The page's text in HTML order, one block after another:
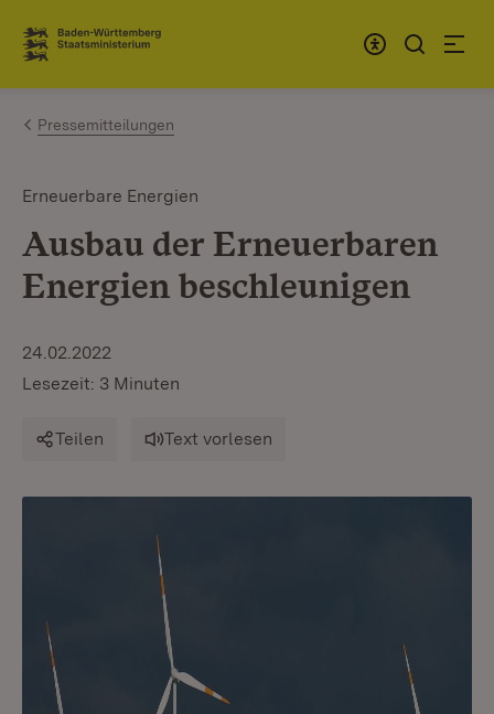
Zum Inhalt springen
Link zur Startseite
Pressemitteilungen
Erneuerbare Energien
Ausbau der Erneuerbaren
Energien beschleunigen
24.02.2022
Lesezeit: 3 Minuten
Teilen Text vorlesen